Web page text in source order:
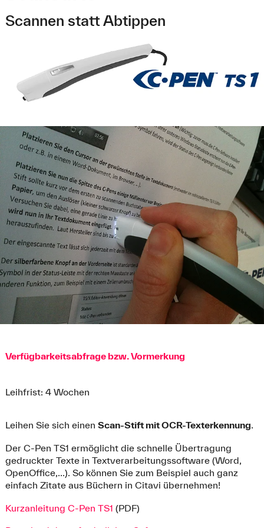
Scannen statt Abtippen
Verfügbarkeitsabfrage bzw. Vormerkung
Leihfrist: 4 Wochen
Leihen Sie sich einen Scan-Stift mit OCR-Texterkennung.
Der C-Pen TS1 ermöglicht die schnelle Übertragung
gedruckter Texte in Textverarbeitungssoftware (Word,
OpenOffice,...). So können Sie zum Beispiel auch ganz
einfach Zitate aus Büchern in Citavi übernehmen!
Kurzanleitung C-Pen TS1 (PDF)